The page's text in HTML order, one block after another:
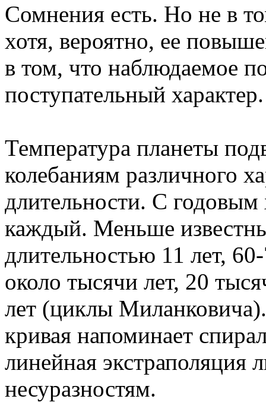
Сомнения есть. Но не в
хотя, вероятно, ее
в том, что наблюдаемое
поступательный характер.
Температура планеты
колебаниям различного
длительности. С
каждый. Меньше
длительностью 11 лет,
около тысячи лет, 20
лет (циклы
кривая напоминает
линейная экстраполяция
несуразностям.